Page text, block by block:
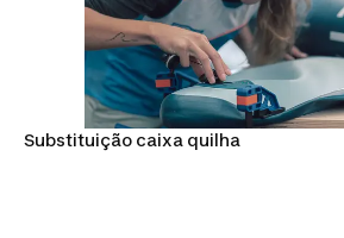
Substituição caixa quilha